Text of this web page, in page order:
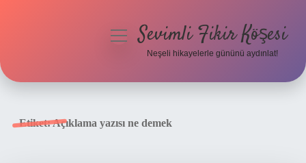
menüyüSevimli Fikir Köşesi
Neşeli hikayelerle gününü aydınlat!
Etiket:Açıklama yazısı ne demek